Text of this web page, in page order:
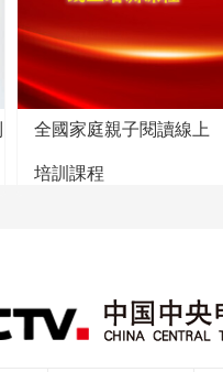
全國家庭親子閱讀線上
培訓課程